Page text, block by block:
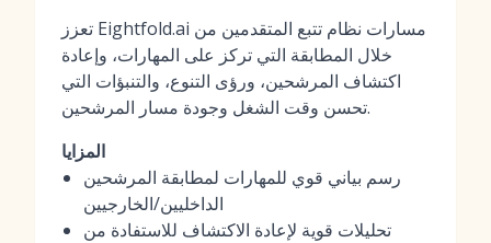
تعزز Eightfold.ai مسارات نظام تتبع المتقدمين من
خلال المطابقة التي تركز على المهارات، وإعادة
اكتشاف المرشحين، ورؤى التنوع، والتنبؤات التي
تحسن وقت الشغل وجودة مسار المرشحين.
المزايا
رسم بياني قوي للمهارات لمطابقة المرشحين
الداخليين/الخارجيين
تحليلات قوية لإعادة الاكتشاف للاستفادة من